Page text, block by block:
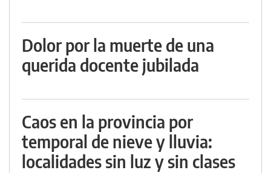
Dolor por la muerte de una
querida docente jubilada
Caos en la provincia por
temporal de nieve y lluvia:
localidades sin luz y sin clases